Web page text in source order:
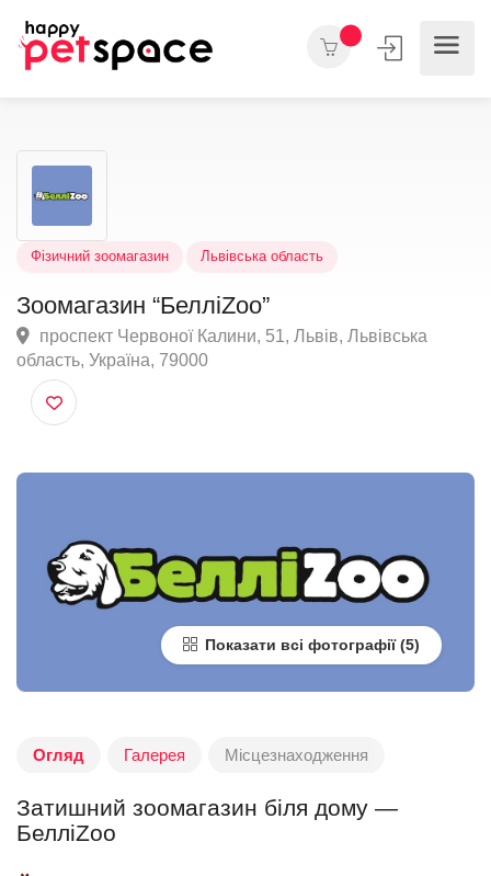
Зоомагазин “БелліZoo”
проспект Червоної Калини, 51, Львів, Львівська
область, Україна, 79000
Показати всі фотографії
Огляд Галерея Місцезнаходження
Затишний зоомагазин біля дому —
БелліZoo